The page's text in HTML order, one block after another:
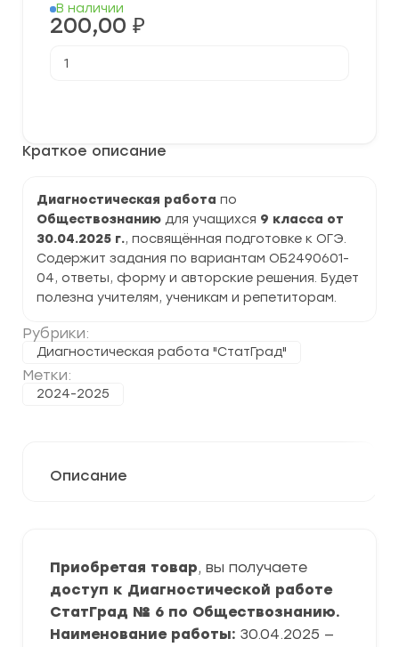
Краткое описание
Диагностическая работа по
Обществознанию для учащихся 9 класса от
30.04.2025 г., посвящённая подготовке к ОГЭ.
Содержит задания по вариантам ОБ2490601-
04, ответы, форму и авторские решения. Будет
полезна учителям, ученикам и репетиторам.
Рубрики:
Диагностическая работа "СтатГрад"
Метки:
2024-2025
В наличии
200,00 ₽
товара
обществознанию
(ОБ2490601-
04)
Описание
Приобретая товар, вы получаете
доступ к Диагностической работе
СтатГрад № 6 по Обществознанию.
Наименование работы: 30.04.2025 —